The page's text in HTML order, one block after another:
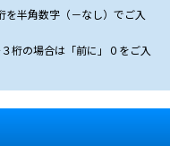
を半角数字（－なし）でご入
桁の場合は「前に」０をご入